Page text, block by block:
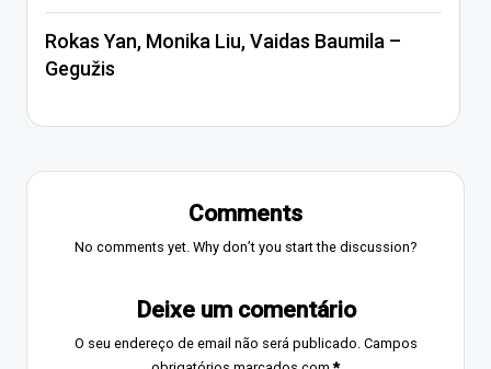
Rokas Yan, Monika Liu, Vaidas Baumila –
Gegužis
Comments
No comments yet. Why don’t you start the discussion?
Deixe um comentário
O seu endereço de email não será publicado. Campos